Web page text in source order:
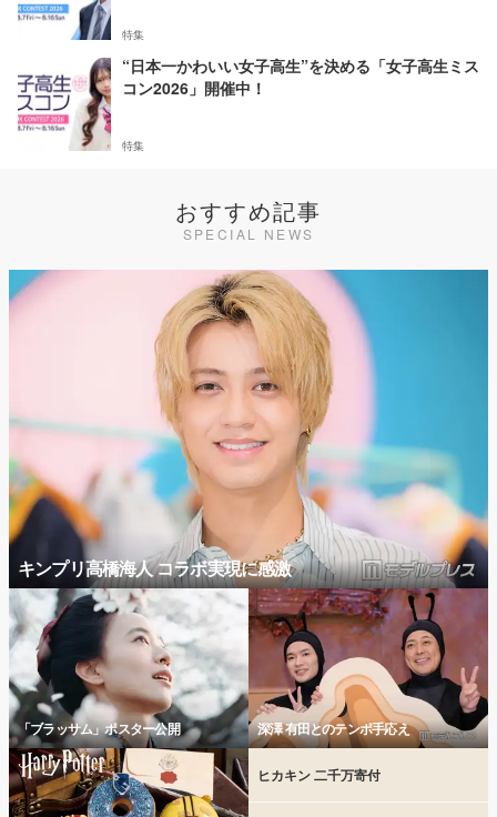
特集
“日本一かわいい女子高生”を決める「女子高生ミス
コン2026」開催中！
特集
おすすめ記事
SPECIAL NEWS
キンプリ高橋海人 コラボ実現に感激
「ブラッサム」ポスター公開 深澤 有田とのテンポ手応え
ヒカキン 二千万寄付